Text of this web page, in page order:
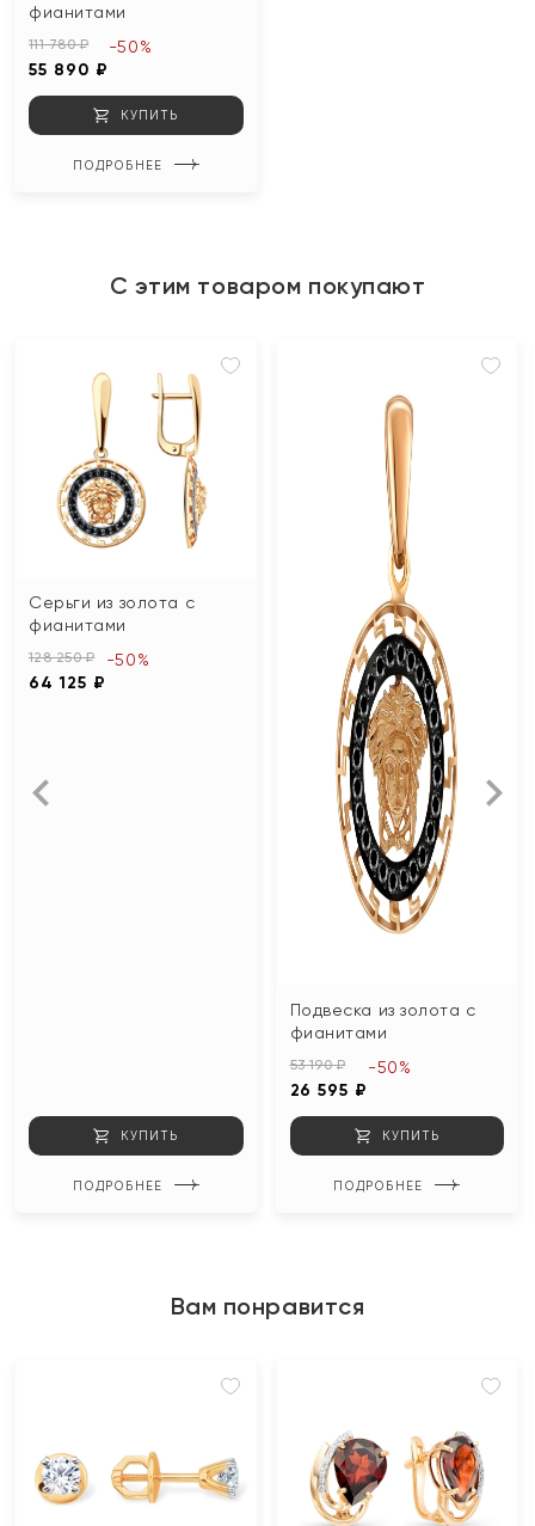
фианитами
111 780 ₽
55 890 ₽
-50%
КУПИТЬ
ПОДРОБНЕЕ
С этим товаром покупают
Серьги из золота с
фианитами
128 250 ₽
64 125 ₽
-50%
КУПИТЬ
ПОДРОБНЕЕ
Подвеска из золота с
фианитами
53 190 ₽
26 595 ₽
-50%
КУПИТЬ
ПОДРОБНЕЕ
Вам понравится